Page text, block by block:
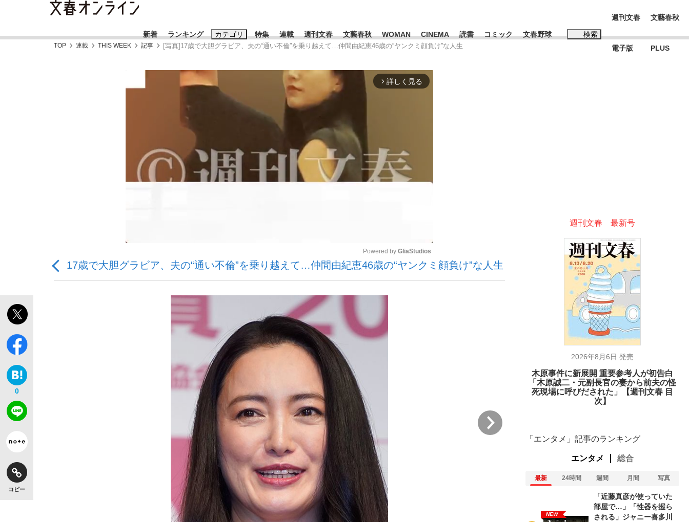
新着 ランキング カテゴリ
「敗因分析は一切聞かれなかった」侍ジャパン選手が証言した“NPB聞... 「クマが悪者扱いされているのが悲しい」『北の国から』倉本聰氏（91...
「目標達成できなかったからと言って…」サッカー日本代表・森保一監督...
もっと見る
特集
キングの誕生を、目撃せよ。
いまさら聞けない資産運用のすべて
もっと見る
連載 週刊文春 文藝春秋 WOMAN CINEMA 読書 コミック 文春野球 検索
おすすめのキーワードタグ一覧
#高市早苗 #城彰二
週刊文春
電子版
文藝春秋
PLUS
TOP 連載 THIS WEEK 記事 [写真]17歳で大胆グラビア、夫の“通い不倫”を乗り越えて…仲間由紀恵46歳の“ヤンクミ顔負け”な人生
arrow_forward_ios 詳しく見る
Mute
Powered by GliaStudios
17歳で大胆グラビア、夫の“通い不倫”を乗り越えて…仲間由紀恵46歳の“ヤンクミ顔負け”な人生
0
コピー
2/20
週刊文春 最新号
2026年8月6日 発売
木原事件に新展開 重要参考人が初告白
「木原誠二・元副長官の妻から前夫の怪
死現場に呼びだされた」【週刊文春 目
次】
「エンタメ」記事のランキング
エンタメ 総合
最新 24時間 週間 月間 写真
NEW
「近藤真彦が使っていた
部屋で…」「性器を握ら
される」ジャニー喜多川